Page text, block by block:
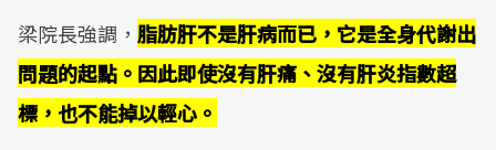
梁院長強調， 脂肪肝不是肝病而已，它是全身代謝出
問題的起點。因此即使沒有肝痛、沒有肝炎指數超
標，也不能掉以輕心。